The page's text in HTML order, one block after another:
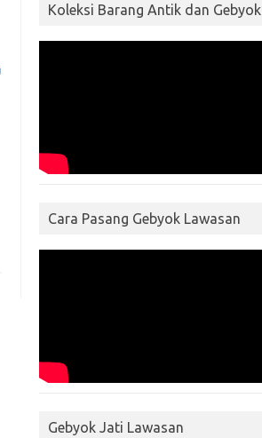
Koleksi Barang Antik dan Gebyok
Cara Pasang Gebyok Lawasan
Gebyok Jati Lawasan